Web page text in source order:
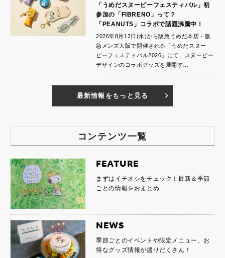
「うめだスヌーピーフェスティバル」初
参加の「FIBRENO」って？
「PEANUTS」コラボで話題沸騰中！
2026年8月12日(水)から阪急うめだ本店・阪
急メンズ大阪で開催される「うめだスヌー
ピーフェスティバル2026」にて、スヌーピー
デザインのコラボグッズを展開す…
最新情報をもっと見る
コンテンツ一覧
FEATURE
まずはイチオシをチェック！最新＆季節
ごとの情報をおまとめ
NEWS
季節ごとのイベントや限定メニュー、お
得なグッズ情報が盛りだくさん！